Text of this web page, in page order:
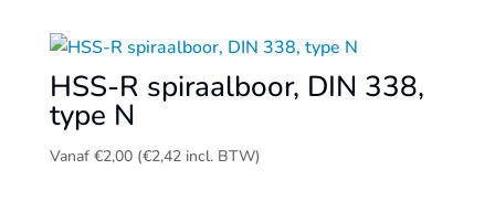
HSS-R spiraalboor, DIN 338,
type N
Vanaf €2,00 (€2,42incl. BTW)